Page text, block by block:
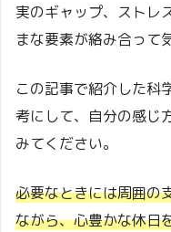
実のギャップ、ストレ
まな要素が絡み合って
この記事で紹介した科
考にして、自分の感じ
みてください。
必要なときには周囲の
ながら、心豊かな休日